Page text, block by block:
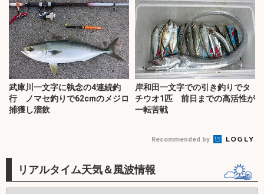
武庫川一文字に執念の4連続釣
行 ノマセ釣りで62cmのメジロ
捕獲し溜飲
岸和田一文字での引き釣りでタ
チウオ1匹 前日までの高活性が
一転苦戦
Recommended by
リアルタイム天気＆風波情報